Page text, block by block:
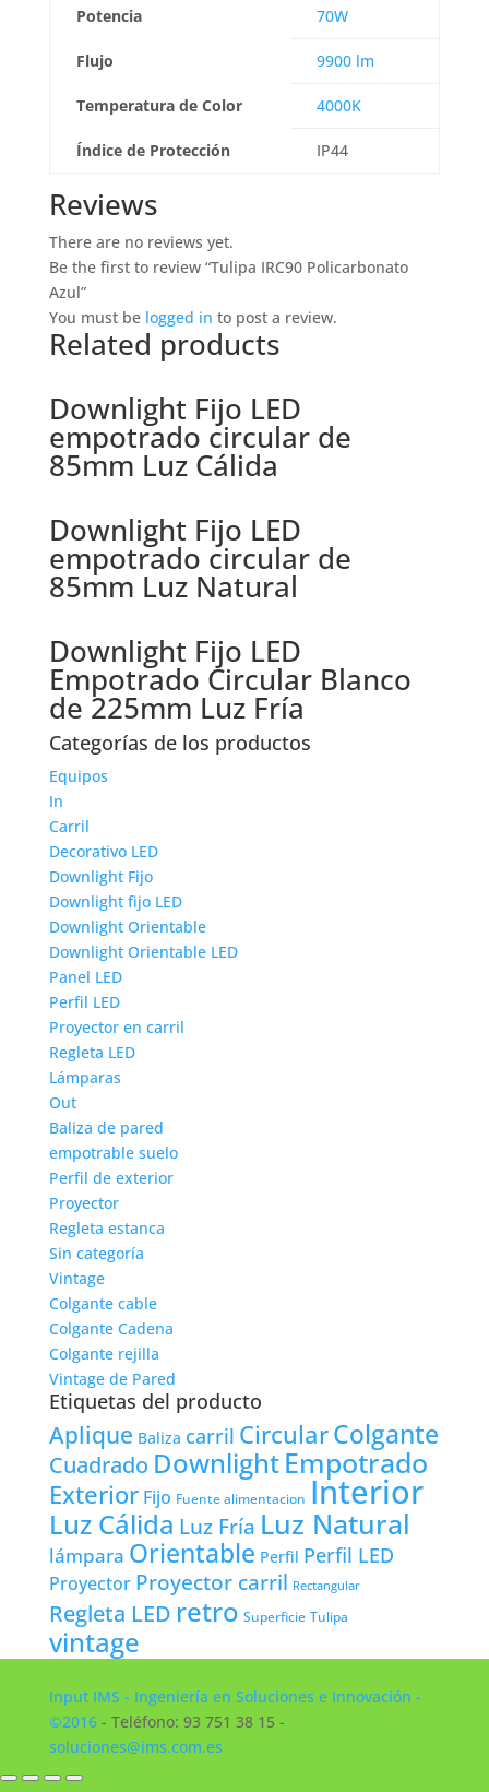
Potencia 70W
Flujo 9900 lm
Temperatura de Color 4000K
Índice de Protección IP44
Reviews
There are no reviews yet.
Be the first to review “Tulipa IRC90 Policarbonato
Azul”
You must be logged in to post a review.
Related products
Downlight Fijo LED
empotrado circular de
85mm Luz Cálida
Downlight Fijo LED
empotrado circular de
85mm Luz Natural
Downlight Fijo LED
Empotrado Circular Blanco
de 225mm Luz Fría
Categorías de los productos
Equipos
In
Carril
Decorativo LED
Downlight Fijo
Downlight fijo LED
Downlight Orientable
Downlight Orientable LED
Panel LED
Perfil LED
Proyector en carril
Regleta LED
Lámparas
Out
Baliza de pared
empotrable suelo
Perfil de exterior
Proyector
Regleta estanca
Sin categoría
Vintage
Colgante cable
Colgante Cadena
Colgante rejilla
Vintage de Pared
Etiquetas del producto
Aplique Baliza carril CircularColgante
Cuadrado DownlightEmpotrado
Exterior Fijo Fuente alimentacion Interior
Luz Cálida Luz Fría Luz Natural
lámpara Orientable Perfil Perfil LED
Proyector Proyector carril Rectangular
Regleta LED retro Superficie Tulipa
vintage
Input IMS - Ingeniería en Soluciones e Innovación -
©2016- Teléfono: 93 751 38 15 -
soluciones@ims.com.es